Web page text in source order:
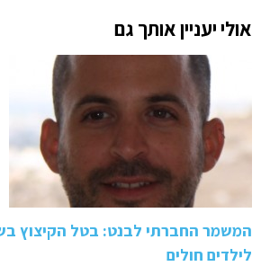
אולי יעניין אותך גם
המשמר החברתי לבנט: בטל הקיצוץ
לילדים חולים